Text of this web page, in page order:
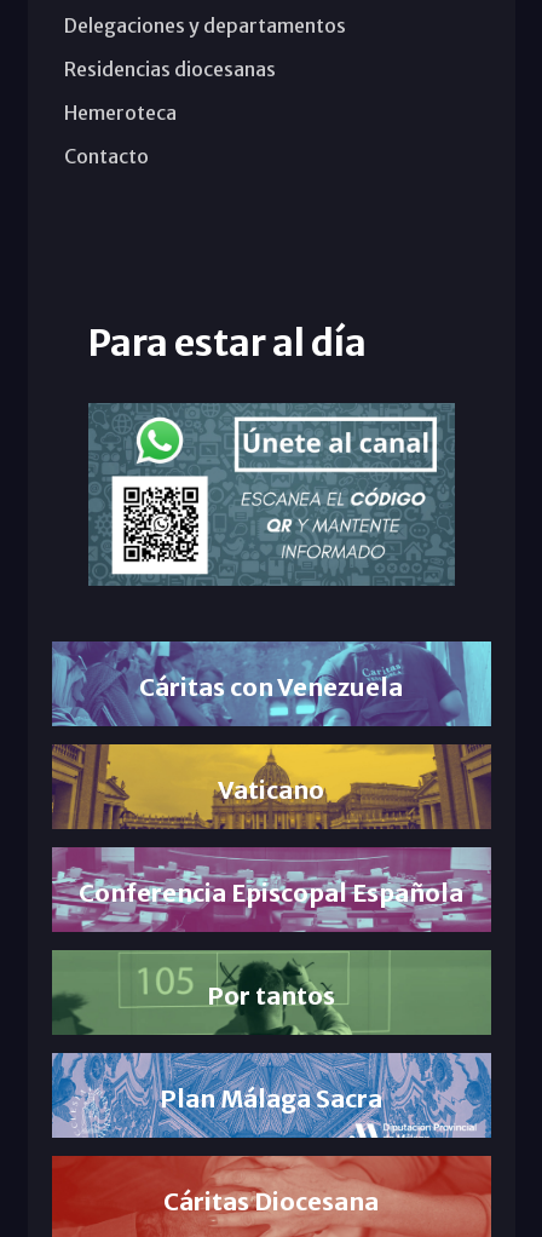
Delegaciones y departamentos
Residencias diocesanas
Hemeroteca
Contacto
Para estar al día
Cáritas con Venezuela
Vaticano
Conferencia Episcopal Española
Por tantos
Plan Málaga Sacra
Cáritas Diocesana